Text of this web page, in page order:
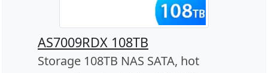
AS7009RDX 108TB
Storage 108TB NAS SATA, hot